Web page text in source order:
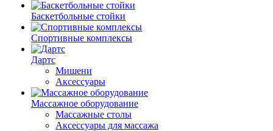
Баскетбольные стойки
Спортивные комплексы
Дартс
Мишени
Аксессуары
Массажное оборудование
Массажные столы
Аксессуары для массажа